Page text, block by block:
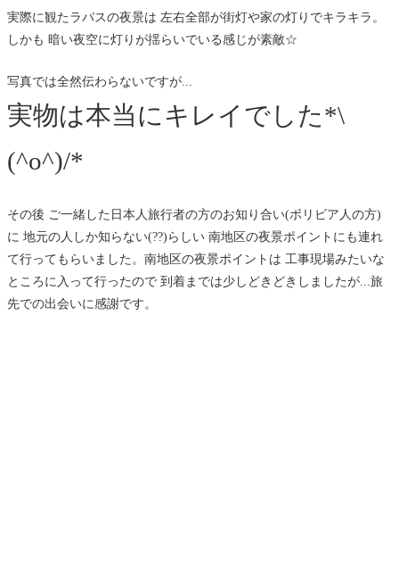
実際に観たラパスの夜景は 左右全部が街灯や家の灯りでキラキラ。
しかも 暗い夜空に灯りが揺らいでいる感じが素敵☆
写真では全然伝わらないですが...
実物は本当にキレイでした*\
(^o^)/*
その後 ご一緒した日本人旅行者の方のお知り合い(ボリビア人の方)
に 地元の人しか知らない(??)らしい 南地区の夜景ポイントにも連れ
て行ってもらいました。南地区の夜景ポイントは 工事現場みたいな
ところに入って行ったので 到着までは少しどきどきしましたが...旅
先での出会いに感謝です。